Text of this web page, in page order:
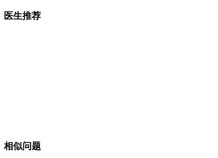
医生推荐
相似问题